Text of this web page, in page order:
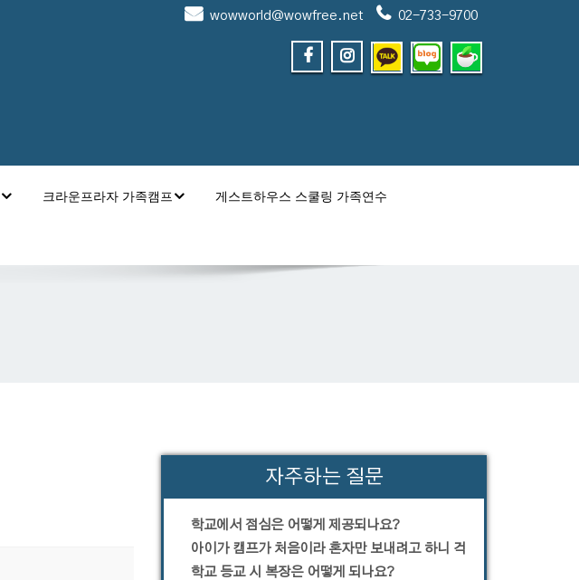
wowworld@wowfree.net 02-733-9700
크라운프라자 가족캠프
게스트하우스 스쿨링 가족연수
자주하는 질문
학교에서 점심은 어떻게 제공되나요?
아이가 캠프가 처음이라 혼자만 보내려고 하니 걱정입니다.
학교 등교 시 복장은 어떻게 되나요?